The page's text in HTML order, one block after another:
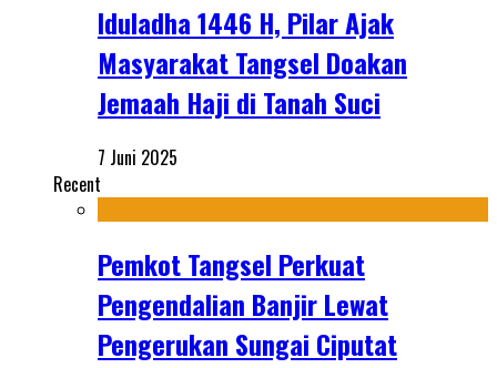
Iduladha 1446 H, Pilar Ajak
Masyarakat Tangsel Doakan
Jemaah Haji di Tanah Suci
7 Juni 2025
Recent
Pemkot Tangsel Perkuat
Pengendalian Banjir Lewat
Pengerukan Sungai Ciputat